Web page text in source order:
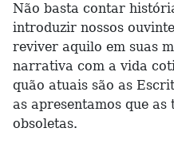
Não basta contar
introduzir nossos
reviver aquilo em suas
narrativa com a vida
quão atuais são as
as apresentamos que
obsoletas.